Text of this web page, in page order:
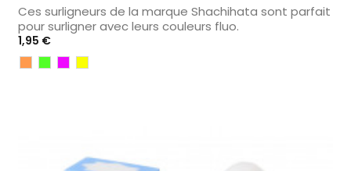
Ces surligneurs de la marque Shachihata sont parfait
pour surligner avec leurs couleurs fluo.
Prix
1,95 €